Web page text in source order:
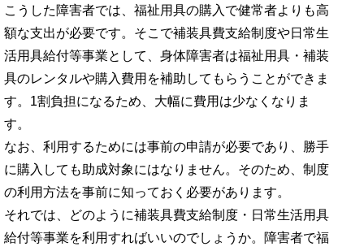
こうした障害者では、福祉用具の購入で健常者よりも高
額な支出が必要です。そこで補装具費支給制度や日常生
活用具給付等事業として、身体障害者は福祉用具・補装
具のレンタルや購入費用を補助してもらうことができま
す。1割負担になるため、大幅に費用は少なくなりま
す。
なお、利用するためには事前の申請が必要であり、勝手
に購入しても助成対象にはなりません。そのため、制度
の利用方法を事前に知っておく必要があります。
それでは、どのように補装具費支給制度・日常生活用具
給付等事業を利用すればいいのでしょうか。障害者で福